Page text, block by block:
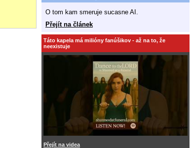
O tom kam smeruje sucasne AI.
Přejít na článek
Táto kapela má milióny fanúšikov - až na to, že
neexistuje
Přejít na videa